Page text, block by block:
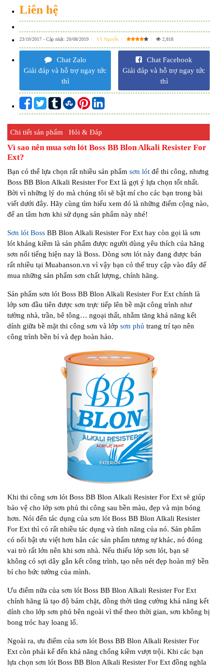
Liên hệ
23/10/2017 - Cập nhật: 20/08/2019 Vũ Nguyễn 2,818
Chat Zalo
Giải đáp và hỗ trợ ngay tức
thì
Chat Facebook
Giải đáp và hỗ trợ ngay tức
thì
Chi tiết sản phẩm Hỏi & Đáp
Vì sao nên mua sơn lót Boss BB Blon Alkali Resister For
Ext?
Bạn có thể lựa chọn rất nhiều sản phẩm sơn lót để thi công, nhưng
Boss BB Blon Alkali Resister For Ext là gợi ý lựa chọn tốt nhất.
Bời vì những lý do mà chúng tôi sẽ bật mí cho các bạn trong bài
viết dưới đây. Hãy cùng tìm hiểu xem đó là những điểm cộng nào,
để an tâm hơn khi sử dụng sản phẩm này nhé!
Sơn lót Boss BB Blon Alkali Resister For Ext hay còn gọi là sơn
lót kháng kiềm là sản phẩm được người dùng yêu thích của hãng
sơn nổi tiếng hiện nay là Boss. Dòng sơn lót này đang được bán
rất nhiều tại Muabanson.vn vì vậy bạn có thể truy cập vào đây để
mua những sản phẩm sơn chất lượng, chính hãng.
Sản phẩm sơn lót Boss BB Blon Alkali Resister For Ext chính là
lớp sơn đầu tiên được sơn trực tiếp lên bề mặt công trình như
tường nhà, trần, bê tông… ngoại thất, nhằm tăng khả năng kết
dính giữa bề mặt thi công sơn và lớp sơn phủ trang trí tạo nên
công trình bền bỉ và đẹp hoàn hảo.
Khi thi công sơn lót Boss BB Blon Alkali Resister For Ext sẽ giúp
bảo vệ cho lớp sơn phủ thi công sau bền màu, đẹp và mịn bóng
hơn. Nói đến tác dụng của sơn lót Boss BB Blon Alkali Resister
For Ext thì có rất nhiều tác dụng và tính năng của nó. Sản phẩm
có nổi bật ưu việt hơn hẳn các sản phẩm tương tự khác, nó đóng
vai trò rất lớn nên khi sơn nhà. Nếu thiếu lớp sơn lót, bạn sẽ
không có sợi dây gắn kết công trình, tạo nên nét đẹp hoàn mỹ bền
bỉ cho bức tường của mình.
Ưu điểm nữa của sơn lót Boss BB Blon Alkali Resister For Ext
chính hãng là tạo độ bám chặt, đồng thời tăng cường khả năng kết
dính cho lớp sơn phủ bên ngoài vì thế theo thời gian, sơn không bị
bong tróc hay loang lổ.
Ngoài ra, ưu điểm của sơn lót Boss BB Blon Alkali Resister For
Ext còn phải kể đến khả năng chống kiềm vượt trội. Khi các bạn
lựa chọn sơn lót Boss BB Blon Alkali Resister For Ext đồng nghĩa